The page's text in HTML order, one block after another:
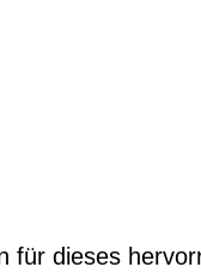
für dieses